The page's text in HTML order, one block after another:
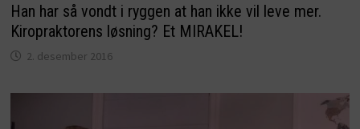
Han har så vondt i ryggen at han ikke vil leve mer.
Kiropraktorens løsning? Et MIRAKEL!
2. desember 2016